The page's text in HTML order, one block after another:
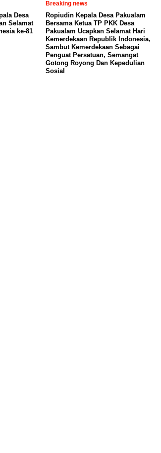
Desa
Selamat
ke-81
Breaking news
Ropiudin Kepala Desa Pakualam
Bersama Ketua TP PKK Desa
Pakualam Ucapkan Selamat Hari
Kemerdekaan Republik Indonesia,
Sambut Kemerdekaan Sebagai
Penguat Persatuan, Semangat
Gotong Royong Dan Kepedulian
Sosial